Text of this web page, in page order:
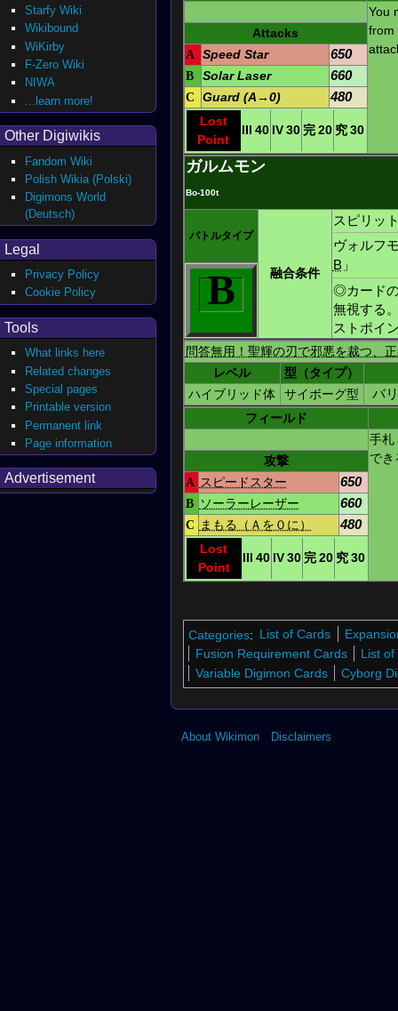
You
from
Attacks
A Speed Star
650
B
Solar Laser
660
C
Guard (A→0)
480
Lost
Point
III 40 IV 30 完 20 究 30
ガルムモン
Bo-100t
バトルタイプ
融合条件
スピリッ
ヴォルフ
B」
◎カード
無視する
ストポイ
B
問答無用！聖輝の刃で邪悪を裁つ、
レベル
型（タイプ）
ハイブリッド体
サイボーグ型
バ
フィールド
手札
でき
攻撃
A スピードスター
650
B ソーラーレーザー
660
C まもる（Ａを０に）
480
Lost
Point
III 40 IV 30 完 20 究 30
Categories: List of Cards
Fusion Requirement Cards
List
Variable Digimon Cards
Cyborg
Starfy Wiki
Wikibound
WiKirby
F-Zero Wiki
NIWA
...learn more!
Other Digiwikis
Fandom Wiki
Polish Wikia (Polski)
Digimons World
(Deutsch)
Legal
Privacy Policy
Cookie Policy
Tools
What links here
Related changes
Special pages
Printable version
Permanent link
Page information
Advertisement
About Wikimon Disclaimers